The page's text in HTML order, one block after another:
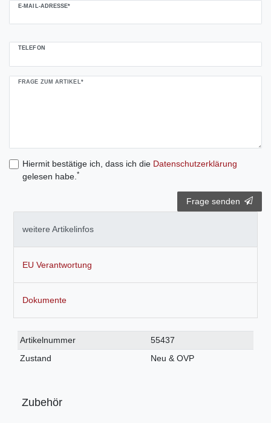
E-MAIL-ADRESSE*
TELEFON
FRAGE ZUM ARTIKEL*
Hiermit bestätige ich, dass ich die Daten­schutz­erklärung
gelesen habe. *
Frage senden
weitere Artikelinfos
EU Verantwortung
Dokumente
Technisches
Merkmal
Wert
Artikelnummer
55437
Zustand
Neu & OVP
Zubehör